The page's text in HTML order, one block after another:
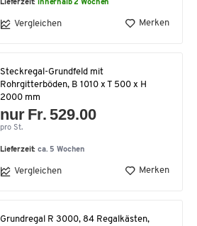
Lieferzeit:innerhalb 2 Wochen
Vergleichen Merken
Steckregal-Grundfeld mit
Rohrgitterböden, B 1010 x T 500 x H
2000 mm
nur Fr. 529.00
pro St.
Lieferzeit:ca. 5 Wochen
Vergleichen Merken
Grundregal R 3000, 84 Regalkästen,